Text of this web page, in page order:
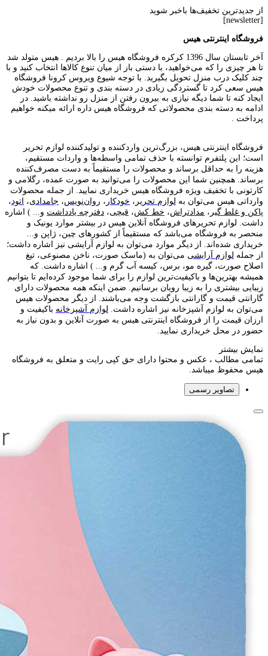
از جدیدترین تخفیف‌ها باخبر شوید
[newsletter]
فروشگاه اینترنتی هیس
آخر تابستان سال 1396 کرکره فروشگاه هیس را بالا بردیم . هیس متولد شد
تا هر چیزی را که می‌خواهید، با دستی باز از میان تنوع کالاها انتخاب کنید و با
چند کلیک درب منزل تحویل بگیرید. با توجه شیوع ویروس کرونا فروشگاه
هیس سعی کرد تا گستردگی زیادی در دسته بندی و تنوع محصولات خودش
ایجاد کنه تا شما دیگه نیازی به بیرون رفتن از منزل رو نداشته باشید. در
ادامه به دسته بندی محصولاتی که فروشگاه هیس داره ارائه میکنه خواهیم
پرداخت .
فروشگاه اینترنتی هیس، بزرگ‌ترین وارد‌کننده و تولید‌کننده لوازم تحریر
است؛ این پلتفرم توانسته با حذف تمامی واسطه‌ها و واردات مستقیم،
هزینه را به حداقل برساند و محصولات را مستقیماً به دست مصرف‌کننده
برساند. همچنین شما این محصولات را می‌توانید به صورت عمده، رگلامی و
کارتونی با تخفیف ویژه فروشگاه هیس خریداری نمایید. از جمله محصولات
وارداتی هیس می‌توان به لوازم تحریر ، خودکار ، روان‌نویس، جامدادی، اتود ،
پاکن و غلط گیر ، مدادتراش، خط کش، قیچی، دفترچه یادداشت و... ) اشاره
داشت. لوازم تحریر‌های فروشگاه آنلاین هیس در بیشتر موارد یونیک و
منحصر به فروشگاه می‌باشد که مستقیماً از کشور‌های چین، ژاپن و...
خریداری شده‌اند. از دیگر موارد می‌توان به لوازم آرایشی نیز اشاره داشت؛
از جمله لوازم آرایشی می‌توان به (ماسک صورت، ناخن مصنوعی، تیغ
اصلاح صورت، گیره مو، برس، کیسه آب گرم و... ) اشاره داشت. که
همیشه بهترین‌ها و باکیفیت‌ترین لوازم را برای شما موجود کرده‌ایم تا بتوانیم
زیبایی بیشتری را به زیبا رویان برسانیم. ضمن اینکه همه محصولات دارای
گارانتی قیمت و گارانتی بازگشت وجه می‌باشند. از دیگر محصولات هیس
می‌توان به لوازم آشپزخانه نیز اشاره داشت. لوازم آشپزخانه باکیفیت و
ارزان قیمت را از فروشگاه اینترنتی هیس به صورت آنلاین و بدون نیاز به
حضور در محل خریداری نمایید.
نمایش بیشتر
تمامی مطالب ، عکس و محتوا دارای حق کپی رایت و متعلق به فروشگاه
هیس محفوظ میباشد.
تصاویر رسمی